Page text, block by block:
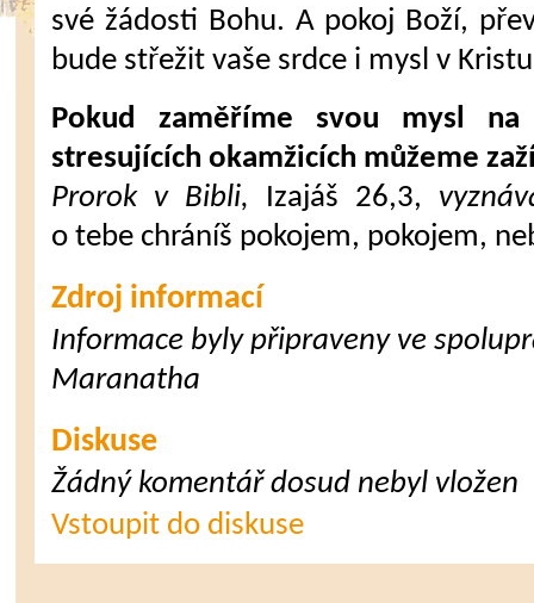
své žádosti Bohu. A pokoj Boží,
bude střežit vaše srdce i mysl v Kristu
Pokud zaměříme svou mysl
stresujících okamžicích můžeme
Prorok v Bibli, Izajáš 26,3,
o tebe chráníš pokojem, pokojem,
Zdroj informací
Informace byly připraveny ve
Maranatha
Diskuse
Žádný komentář dosud nebyl vložen
Vstoupit do diskuse